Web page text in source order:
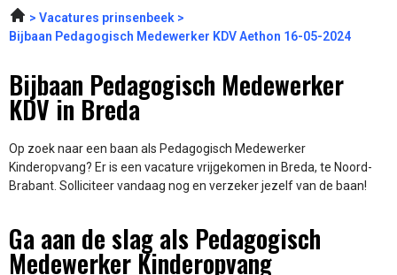
Vacatures prinsenbeek
Bijbaan Pedagogisch Medewerker KDV Aethon 16-05-2024
Bijbaan Pedagogisch Medewerker
KDV in Breda
Op zoek naar een baan als Pedagogisch Medewerker
Kinderopvang? Er is een vacature vrijgekomen in Breda, te Noord-
Brabant. Solliciteer vandaag nog en verzeker jezelf van de baan!
Ga aan de slag als Pedagogisch
Medewerker Kinderopvang